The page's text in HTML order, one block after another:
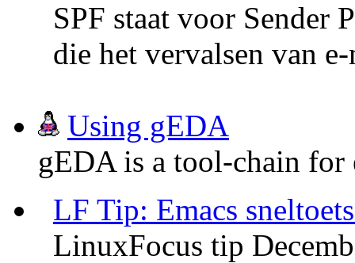
SPF staat voor Sender
die het vervalsen van
Using gEDA
gEDA is a tool-chain
LF Tip: Emacs
LinuxFocus tip